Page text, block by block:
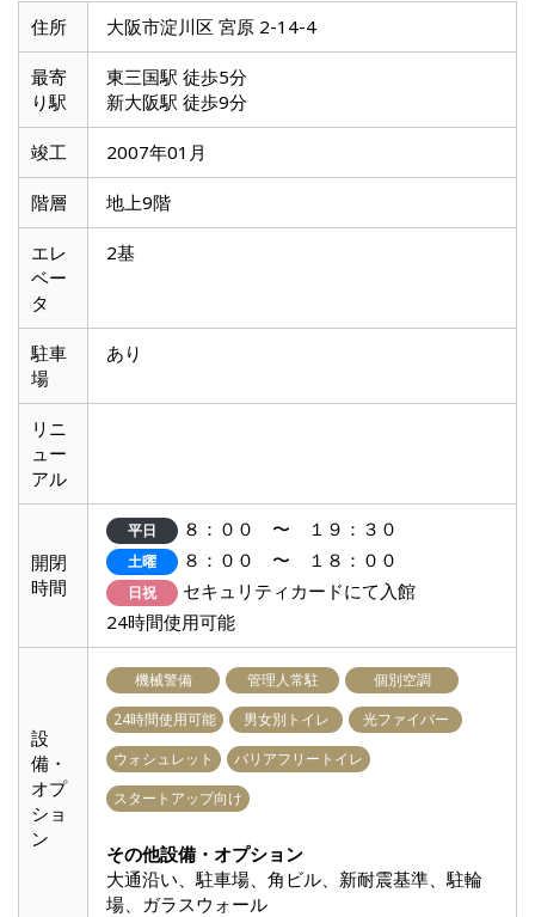
住所 大阪市淀川区 宮原 2-14-4
最寄
り駅
東三国駅 徒歩5分
新大阪駅 徒歩9分
竣工 2007年01月
階層 地上9階
エレ
ベー
タ
2基
駐車
場
あり
リニ
ュー
アル
開閉
時間
平日 ８：００ 〜 １９：３０
土曜 ８：００ 〜 １８：００
日祝
セキュリティカードにて入館
24時間使用可能
設
備・
オプ
ショ
ン
機械警備 管理人常駐
個別空調
24時間使用可能
男女別トイレ
光ファイバー
ウォシュレット
バリアフリートイレ
スタートアップ向け
その他設備・オプション
大通沿い、駐車場、角ビル、新耐震基準、駐輪
場、ガラスウォール